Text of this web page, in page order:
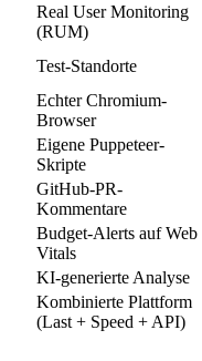
Real User Monitoring
(RUM)
Test-Standorte
Echter Chromium-
Browser
Eigene Puppeteer-
Skripte
GitHub-PR-
Kommentare
Budget-Alerts auf Web
Vitals
KI-generierte Analyse
Kombinierte Plattform
(Last + Speed + API)